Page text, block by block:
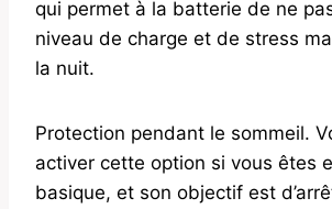
qui permet à la batterie de ne
niveau de charge et de stress
la nuit.
Protection pendant le sommeil.
activer cette option si vous êtes
basique, et son objectif est